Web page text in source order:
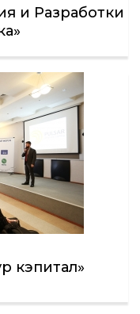
и Разработки
кэпитал»